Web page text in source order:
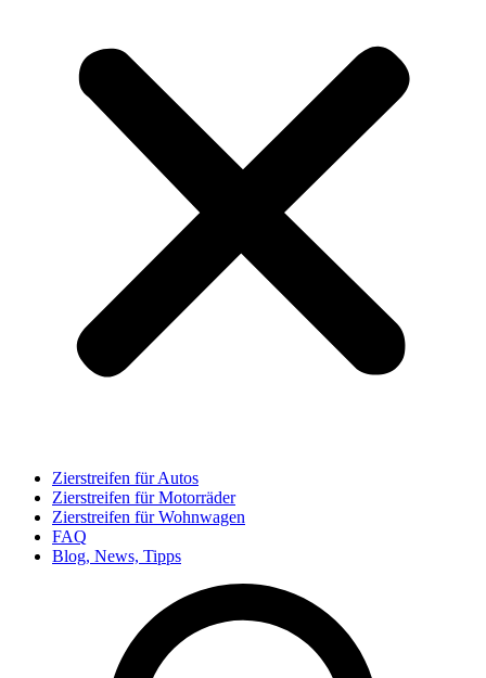
Zierstreifen für Autos
Zierstreifen für Motorräder
Zierstreifen für Wohnwagen
FAQ
Blog, News, Tipps